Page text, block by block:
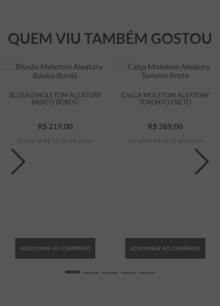
QUEM VIU TAMBÉM GOSTOU
BLUSÃO MOLETOM ALEATORY
BÁSICO BORDÔ
R$ 219,00
Em até 7 x R$ 31 28 sem juros
ADICIONAR AO CARRINHO
CALÇA MOLETOM ALEATORY
TORONTO PRETO
R$ 289,00
Em até 9 x R$ 32 11 sem juros
ADICIONAR AO CARRINHO